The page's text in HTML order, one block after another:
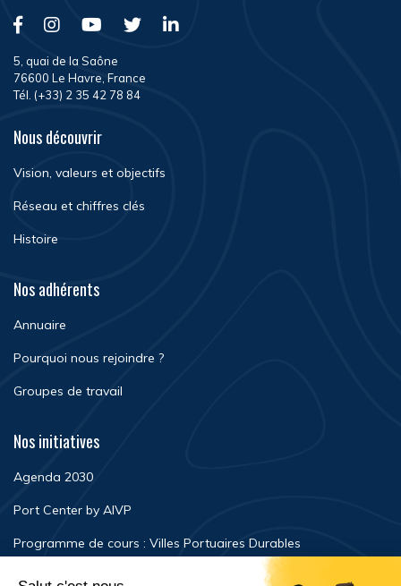
5, quai de la Saône
76600 Le Havre, France
Tél. (+33) 2 35 42 78 84
Nous découvrir
Vision, valeurs et objectifs
Réseau et chiffres clés
Histoire
Nos adhérents
Annuaire
Pourquoi nous rejoindre ?
Groupes de travail
Nos initiatives
Agenda 2030
Port Center by AIVP
Programme de cours : Villes Portuaires Durables